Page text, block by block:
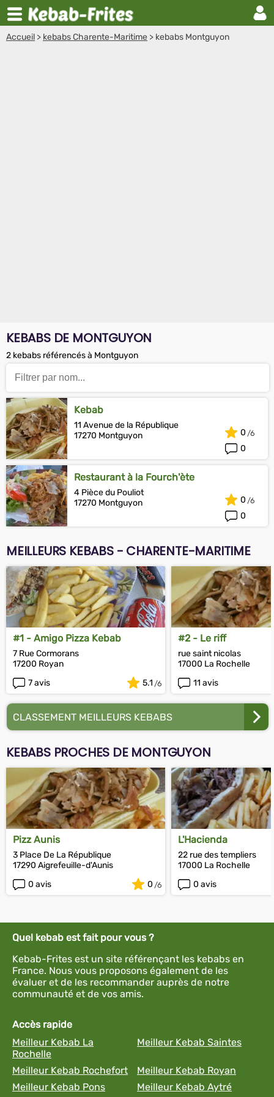
Accueil > kebabs Charente-Maritime > kebabs Montguyon
KEBABS DE MONTGUYON
2 kebabs référencés à Montguyon
Kebab
11 Avenue de la République
17270 Montguyon
0
0
Restaurant à la Fourch'ète
4 Pièce du Pouliot
17270 Montguyon
0
0
MEILLEURS KEBABS - CHARENTE-MARITIME
#1 - Amigo Pizza Kebab
7 Rue Cormorans
17200 Royan
7 avis
5.1
#2 - Le riff
rue saint nicolas
17000 La Rochelle
11 avis
CLASSEMENT MEILLEURS KEBABS
KEBABS PROCHES DE MONTGUYON
Pizz Aunis
3 Place De La République
17290 Aigrefeuille-d'Aunis
0 avis
0
L'Hacienda
22 rue des templiers
17000 La Rochelle
0 avis
Quel kebab est fait pour vous ?
Kebab-Frites est un site référençant les kebabs en
France. Nous vous proposons également de les
évaluer et de les recommander auprès de notre
communauté et de vos amis.
Accès rapide
Meilleur Kebab La
Rochelle
Meilleur Kebab Saintes
Meilleur Kebab Rochefort
Meilleur Kebab Royan
Meilleur Kebab Pons
Meilleur Kebab Aytré